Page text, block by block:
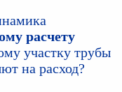
расчету
участку трубы
на расход?